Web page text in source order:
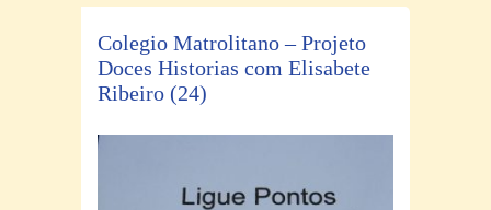
Colegio Matrolitano – Projeto
Doces Historias com Elisabete
Ribeiro (24)